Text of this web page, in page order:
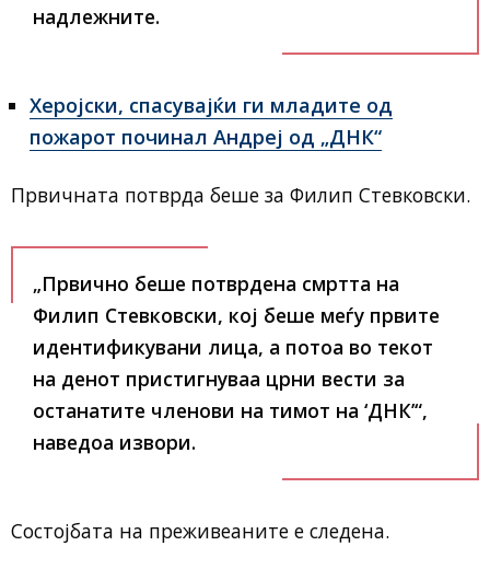
надлежните.
Херојски, спасувајќи ги младите од
пожарот починал Андреј од „ДНК“
Првичната потврда беше за Филип Стевковски.
„Првично беше потврдена смртта на
Филип Стевковски, кој беше меѓу првите
идентификувани лица, а потоа во текот
на денот пристигнуваа црни вести за
останатите членови на тимот на ‘ДНК’“,
наведоа извори.
Состојбата на преживеаните е следена.